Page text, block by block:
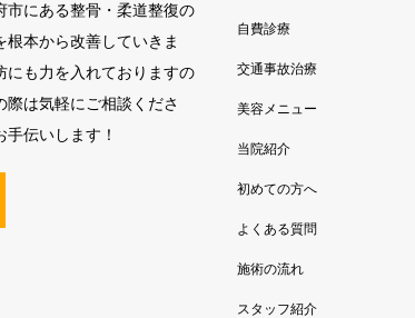
市にある整骨・柔道整復の
本から改善していきま
にも力を入れておりますの
は気軽にご相談くださ
伝いします！
自費診療
交通事故治療
美容メニュー
当院紹介
初めての方へ
よくある質問
施術の流れ
スタッフ紹介